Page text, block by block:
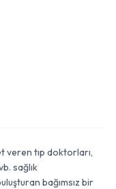
veren tıp doktorları,
sağlık
bağımsız bir